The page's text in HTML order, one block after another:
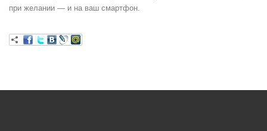
при желании — и на ваш смартфон.